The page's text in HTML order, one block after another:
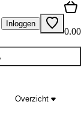
Inloggen
0.00
Overzicht